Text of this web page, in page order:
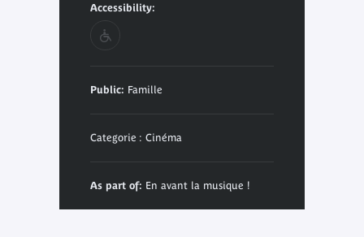
Accessibility:
Public: Famille
Categorie : Cinéma
As part of: En avant la musique !